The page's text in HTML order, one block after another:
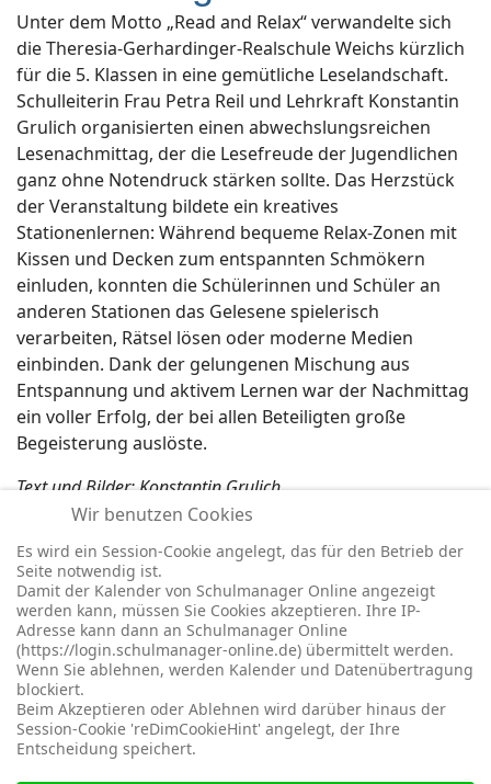
Unter dem Motto „Read and Relax“ verwandelte sich
die Theresia-Gerhardinger-Realschule Weichs kürzlich
für die 5. Klassen in eine gemütliche Leselandschaft.
Schulleiterin Frau Petra Reil und Lehrkraft Konstantin
Grulich organisierten einen abwechslungsreichen
Lesenachmittag, der die Lesefreude der Jugendlichen
ganz ohne Notendruck stärken sollte. Das Herzstück
der Veranstaltung bildete ein kreatives
Stationenlernen: Während bequeme Relax-Zonen mit
Kissen und Decken zum entspannten Schmökern
einluden, konnten die Schülerinnen und Schüler an
anderen Stationen das Gelesene spielerisch
verarbeiten, Rätsel lösen oder moderne Medien
einbinden. Dank der gelungenen Mischung aus
Entspannung und aktivem Lernen war der Nachmittag
ein voller Erfolg, der bei allen Beteiligten große
Begeisterung auslöste.
Text und Bilder: Konstantin Grulich
Vorheriger Beitrag: Wir drücken unseren 10. Klassen die
Zurück
© 2026 -
Einstellungen-Redaktionslogin
Wir benutzen Cookies
Es wird ein Session-Cookie angelegt, das für den Betrieb der
Seite notwendig ist.
Damit der Kalender von Schulmanager Online angezeigt
werden kann, müssen Sie Cookies akzeptieren. Ihre IP-
Adresse kann dann an Schulmanager Online
(https://login.schulmanager-online.de) übermittelt werden.
Wenn Sie ablehnen, werden Kalender und Datenübertragung
blockiert.
Beim Akzeptieren oder Ablehnen wird darüber hinaus der
Session-Cookie 'reDimCookieHint' angelegt, der Ihre
Entscheidung speichert.